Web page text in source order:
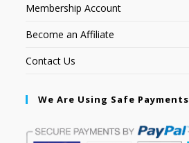
Membership Account
Become an Affiliate
Contact Us
We Are Using Safe Payments